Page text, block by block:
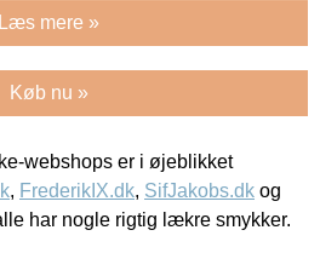
Læs mere »
Køb nu »
webshops er i øjeblikket
, FrederikIX.dk, SifJakobs.dk og
har nogle rigtig lækre smykker.